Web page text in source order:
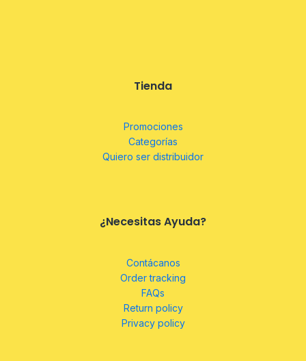
Tienda
Promociones
Categorías
Quiero ser distribuidor
¿Necesitas Ayuda?
Contácanos
Order tracking
FAQs
Return policy
Privacy policy